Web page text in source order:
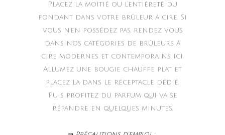
Placez la moitié ou l’entièreté du
fondant dans votre brûleur à cire. Si
vous n’en possédez pas, rendez vous
dans nos catégories de brûleurs à
cire modernes et contemporains ici.
Allumez une bougie chauffe plat et
placez la dans le réceptacle dédié.
Puis profitez du parfum qui va se
répandre en quelques minutes.